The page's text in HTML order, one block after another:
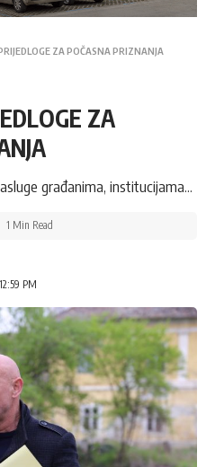
ZA POČASNA PRIZNANJA
ZA
građanima, institucijama...
PM
1 Min Read